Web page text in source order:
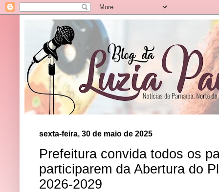
sexta-feira, 30 de maio de 2025
Prefeitura convida todos os
participarem da Abertura do
2026-2029